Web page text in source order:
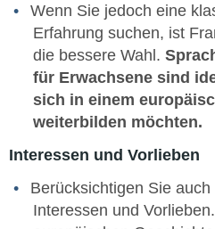
Wenn Sie jedoch eine
Erfahrung suchen, ist
die bessere Wahl.
für Erwachsene sind
sich in einem
weiterbilden möchten.
Interessen und Vorlieben
Berücksichtigen Sie
Interessen und